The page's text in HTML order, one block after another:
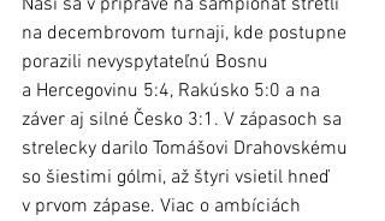
na decembrovom turnaji, kde postupne
porazili nevyspytateľnú Bosnu
a Hercegovinu 5:4, Rakúsko 5:0 a na
záver aj silné Česko 3:1. V zápasoch sa
strelecky darilo Tomášovi Drahovskému
so šiestimi gólmi, až štyri vsietil hneď
v prvom zápase. Viac o ambíciách